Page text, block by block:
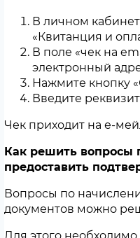
В личном
«Квитанция и
В поле «чек на
электронный
Нажмите кнопку
Введите
Чек приходит на е-
Как решить вопросы
предоставить
Вопросы по
документов можно